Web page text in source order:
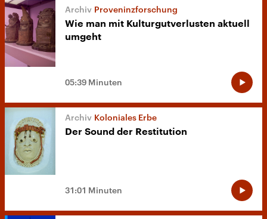
Proveninzforschung
Wie man mit Kulturgutverlusten aktuell
umgeht
05:39 Minuten
Koloniales Erbe
Der Sound der Restitution
31:01 Minuten